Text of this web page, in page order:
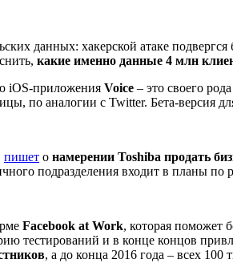
данных: хакерской атаке
какие именно данные 4 млн
iOS-приложения Voice – это своего
по аналогии с Twitter. Бета-версия
пишет о намерении Toshiba продать
подразделения входит в планы по
Facebook at Work, которая поможет
тестирований и в конце концов
, а до конца 2016 года – всех 100